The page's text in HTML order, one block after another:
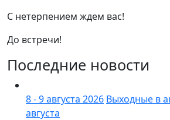
С нетерпением ждем вас!
До встречи!
Последние новости
8 - 9 августа 2026 Выходные в
августа